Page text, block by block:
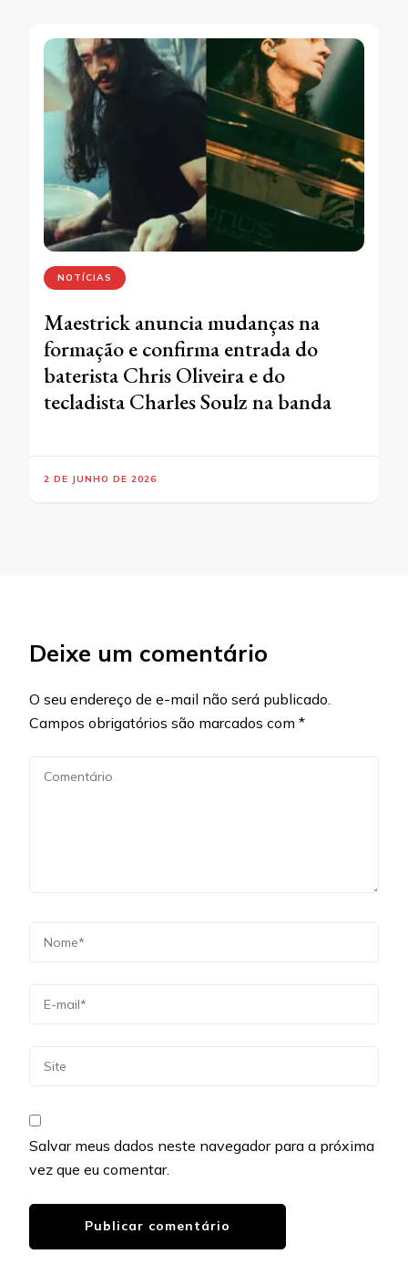
NOTÍCIAS
Maestrick anuncia mudanças na
formação e confirma entrada do
baterista Chris Oliveira e do
tecladista Charles Soulz na banda
2 DE JUNHO DE 2026
Deixe um comentário
O seu endereço de e-mail não será publicado.
Campos obrigatórios são marcados com *
Salvar meus dados neste navegador para a próxima
vez que eu comentar.